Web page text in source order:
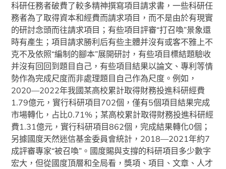
科研任務者破費了較多精神撰寫項目請求書，一些科研任
務者為了取得資本和經費而請求項目，而不是由於有現實
的研討念頭而往請求項目；有些項目評審“打召喚”景象還
時有產生；項目請求勝利后有些主體并沒有或客不雅上不
克不及依照“編制的腳本”展開研討，有些項目標結題驗收
并沒有回回到題目自己，有些項目結果以論文、專利等情
勢作為完成尺度而非處理題目自己作為尺度。例如，
2020—2022年我國某高校累計取得財務投進科研經費
1.79億元，實行科研項目702個，僅有5個項目結果完成
市場轉化，占比0.71%；某高校累計取得財務投進科研經
費1.31億元，實行科研項目862個，完成結果轉化0個；
另據國度天然迷信基金委員會統計，2018—2021年約7
成評審專家“被召喚”。國度賜與支撐的科研項目多少數字
宏大，但從國度頂層和全局看，獎項、項目、文章、人才